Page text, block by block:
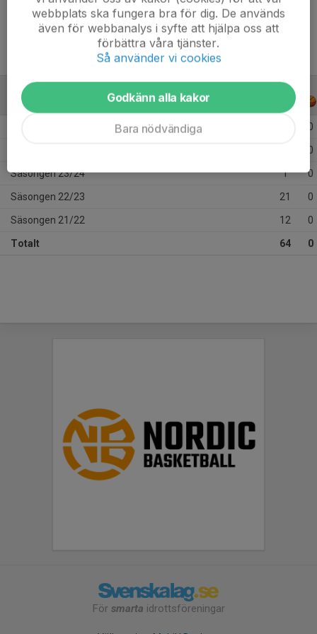
Ålder
17 år
ALLA SERIER ALLA ÅR
0
0
Säsongen 23/24 1 0
Säsongen 22/23 21 0
Säsongen 21/22 12 0
Totalt 64 0
För smarta idrottsföreningar
webbplats ska fungera bra för dig. De används
även för webbanalys i syfte att hjälpa oss att
förbättra våra tjänster.
Så använder vi cookies
Godkänn alla kakor
Bara nödvändiga